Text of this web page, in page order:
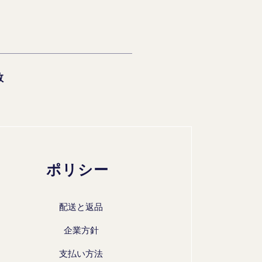
ポリシー
配送と返品
企業方針
支払い方法